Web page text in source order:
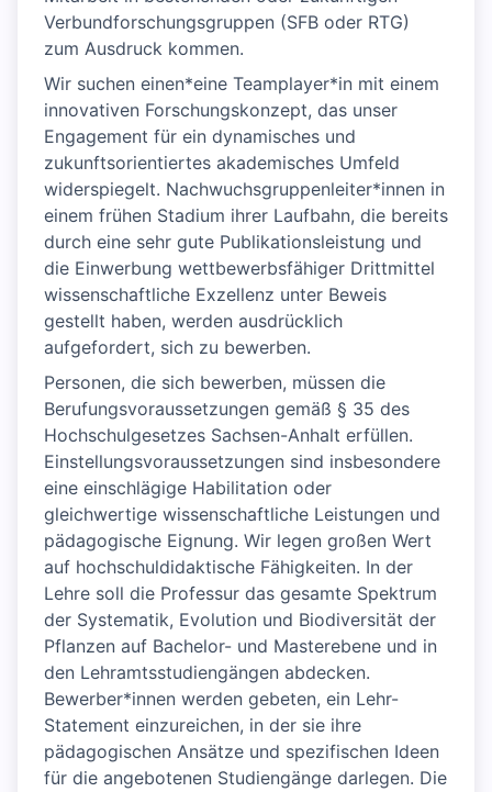
Verbundforschungsgruppen (SFB oder RTG)
zum Ausdruck kommen.
Wir suchen einen*eine Teamplayer*in mit einem
innovativen Forschungskonzept, das unser
Engagement für ein dynamisches und
zukunftsorientiertes akademisches Umfeld
widerspiegelt. Nachwuchsgruppenleiter*innen in
einem frühen Stadium ihrer Laufbahn, die bereits
durch eine sehr gute Publikationsleistung und
die Einwerbung wettbewerbsfähiger Drittmittel
wissenschaftliche Exzellenz unter Beweis
gestellt haben, werden ausdrücklich
aufgefordert, sich zu bewerben.
Personen, die sich bewerben, müssen die
Berufungsvoraussetzungen gemäß § 35 des
Hochschulgesetzes Sachsen-Anhalt erfüllen.
Einstellungsvoraussetzungen sind insbesondere
eine einschlägige Habilitation oder
gleichwertige wissenschaftliche Leistungen und
pädagogische Eignung. Wir legen großen Wert
auf hochschuldidaktische Fähigkeiten. In der
Lehre soll die Professur das gesamte Spektrum
der Systematik, Evolution und Biodiversität der
Pflanzen auf Bachelor- und Masterebene und in
den Lehramtsstudiengängen abdecken.
Bewerber*innen werden gebeten, ein Lehr-
Statement einzureichen, in der sie ihre
pädagogischen Ansätze und spezifischen Ideen
für die angebotenen Studiengänge darlegen. Die